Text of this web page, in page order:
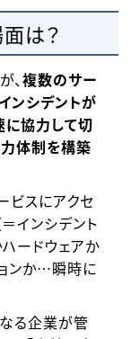
は？
、複数のサー
ンシデントが
に協力して切
体制を構築
ビスにアクセ
インシデント
ードウェアか
ンか…瞬時に
る企業が管